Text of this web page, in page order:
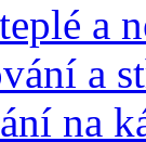
a
a
na